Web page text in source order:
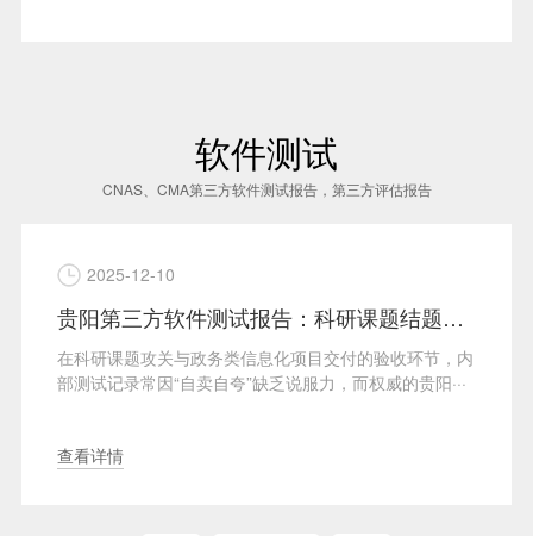
软件测试
CNAS、CMA第三方软件测试报告，第三方评估报告
2025-12-10
贵阳第三方软件测试报告：科研课题结题验收和信息化项目验收的“定心丸”
在科研课题攻关与政务类信息化项目交付的验收环节，内
部测试记录常因“自卖自夸”缺乏说服力，而权威的贵阳···
查看详情